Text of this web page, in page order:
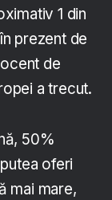
1 din
prezent de
de
a trecut.
50%
oferi
mai mare,